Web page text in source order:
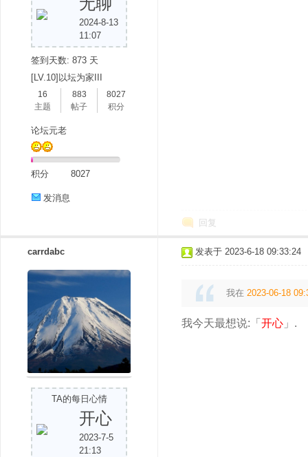
2024-8-13
11:07
签到天数: 873 天
[LV.10]以坛为家III
16
主题
883
帖子
8027
积分
论坛元老
积分 8027
发消息
回复
carrdabc
TA的每日心情
开心
2023-7-5
21:13
发表于 2023-6-18 09:33:24
我在 2023-06-18
我今天最想说:「 开心 」.